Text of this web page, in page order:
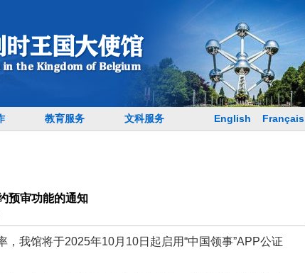
教育服务 文科服务 Français
English
预审功能的通知
，我馆将于2025年10月10日起启用“中国领事”APP公证